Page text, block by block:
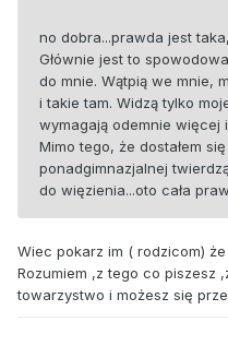
no dobra...prawda jest
Głównie jest to
do mnie. Wątpią we mnie,
i takie tam. Widzą tylko
wymagają odemnie więcej
Mimo tego, że dostałem
ponadgimnazjalnej
do więzienia...oto cała
Wiec pokarz im ( rodzicom) że
Rozumiem ,z tego co piszesz
towarzystwo i możesz się